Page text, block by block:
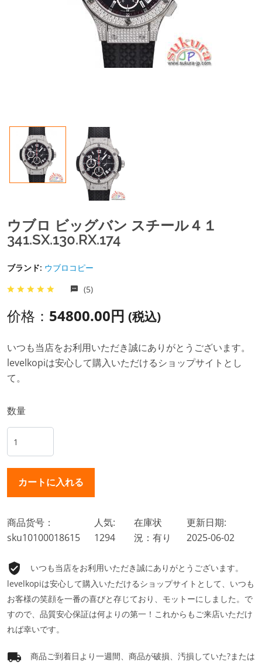
ウブロ ビッグバン スチール４１
341.SX.130.RX.174
ブランド: ウブロコピー
(5)
价格： 54800.00円 (税込)
いつも当店をお利用いただき誠にありがとうございます。
levelkopiは安心して購入いただけるショップサイトとし
て。
数量
商品货号：
sku10100018615
人気:
1294
在庫状
況：有り
更新日期:
2025-06-02
いつも当店をお利用いただき誠にありがとうございます。
levelkopiは安心して購入いただけるショップサイトとして、いつも
お客様の笑顔を一番の喜びと存じており、モットーにしました。で
すので、品質安心保証は何よりの第一！これからもご来店いただけ
れば幸いです。
商品ご到着日より一週間、商品が破損、汚損していた?または